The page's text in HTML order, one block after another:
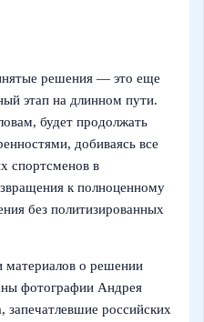
решения — это еще
этап на длинном пути.
будет продолжать
добиваясь все
спортсменов в
к полноценному
без политизированных
материалов о решении
фотографии Андрея
запечатлевшие российских